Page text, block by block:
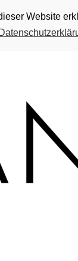
Website